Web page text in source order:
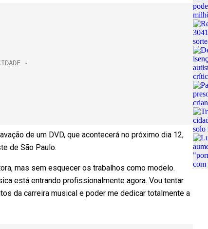
de um DVD, que acontecerá no próximo dia 12,
de São Paulo.
mas sem esquecer os trabalhos como modelo.
está entrando profissionalmente agora. Vou tentar
da carreira musical e poder me dedicar totalmente a